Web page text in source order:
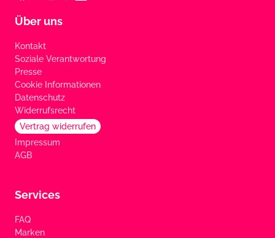
Über uns
Kontakt
Soziale Verantwortung
Presse
Cookie Informationen
Datenschutz
Widerrufsrecht
Vertrag widerrufen
Impressum
AGB
Services
FAQ
Marken